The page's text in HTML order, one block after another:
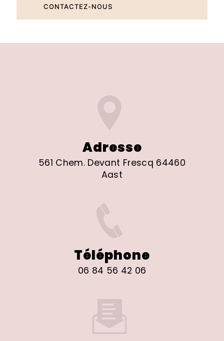
CONTACTEZ-NOUS
Adresse
561 Chem. Devant Frescq 64460
Aast
Téléphone
06 84 56 42 06